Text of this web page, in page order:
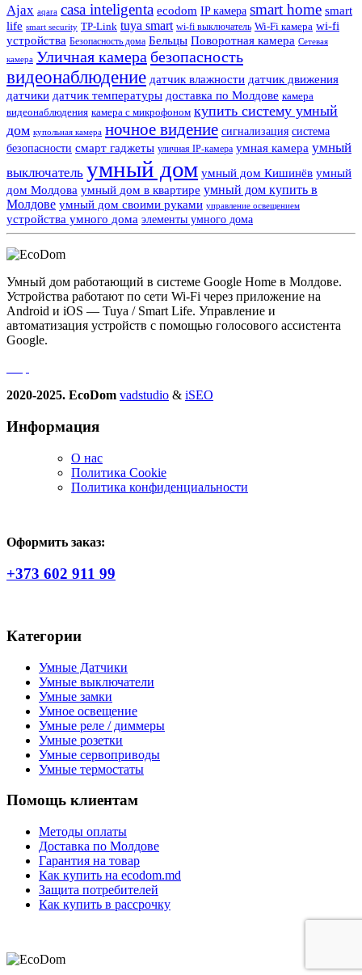
Ajax aqara casa inteligenta ecodom IP камера smart home smart
life smart security TP-Link tuya smart wi-fi выключатель Wi-Fi камера wi-fi
устройства Безопасность дома Бельцы Поворотная камера Сетевая
камера Уличная камера безопасность
видеонаблюдение датчик влажности датчик движения
датчики датчик температуры доставка по Молдове камера
видеонаблюдения камера с микрофоном купить систему умный
дом купольная камера ночное видение сигнализация система
безопасности смарт гаджеты уличная IP-камера умная камера умный
выключатель умный дом умный дом Кишинёв умный
дом Молдова умный дом в квартире умный дом купить в
Молдове умный дом своими руками управление освещением
устройства умного дома элементы умного дома
Умный дом работающий в системе Google Home в Молдове.
Устройства работают по сети Wi-Fi через приложение на
Android и iOS — Tuya / Smart Life. Управление и
автоматизация устройств с помощью голосового ассистента
Google.
2020-2025. EcoDom vadstudio & iSEO
Информация
О нас
Политика Сookie
Политика конфиденциальности
Оформить заказ:
+373 602 911 99
Категории
Умные Датчики
Умные выключатели
Умные замки
Умное освещение
Умные реле / диммеры
Умные розетки
Умные сервоприводы
Умные термостаты
Помощь клиентам
Методы оплаты
Доставка по Молдове
Гарантия на товар
Как купить на ecodom.md
Защита потребителей
Как купить в рассрочку